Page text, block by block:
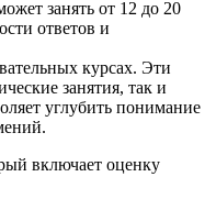
занять от 12 до 20
ответов и
курсах. Эти
занятия, так и
углубить понимание
включает оценку